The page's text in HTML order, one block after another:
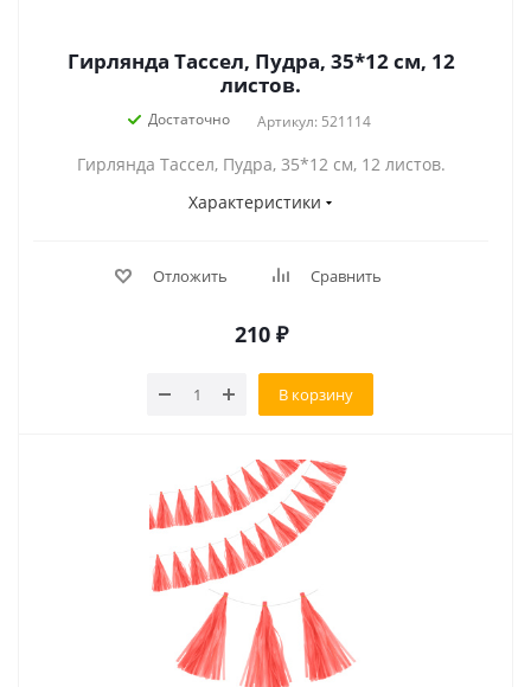
Гирлянда Тассел, Пудра, 35*12 см, 12
листов.
Достаточно Артикул: 521114
Гирлянда Тассел, Пудра, 35*12 см, 12 листов.
Характеристики
Отложить Сравнить
210 ₽
В корзину